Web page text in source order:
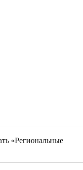
«Региональные